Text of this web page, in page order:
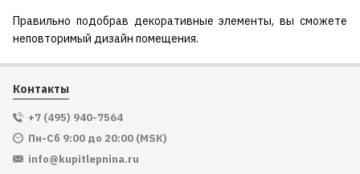
Правильно подобрав декоративные элементы, вы сможете
неповторимый дизайн помещения.
Контакты
+7 (495) 940-7564
Пн-Сб 9:00 до 20:00 (МSК)
info@kupitlepnina.ru